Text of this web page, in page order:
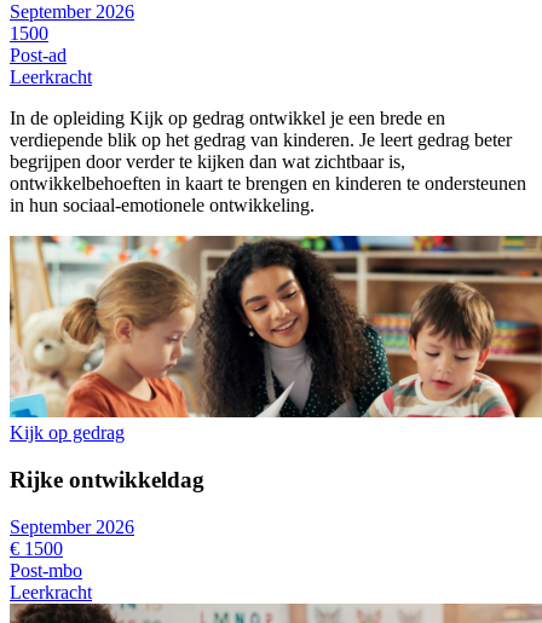
September 2026
1500
Post-ad
Leerkracht
In de opleiding Kijk op gedrag ontwikkel je een brede en
verdiepende blik op het gedrag van kinderen. Je leert gedrag beter
begrijpen door verder te kijken dan wat zichtbaar is,
ontwikkelbehoeften in kaart te brengen en kinderen te ondersteunen
in hun sociaal-emotionele ontwikkeling.
Kijk op gedrag
Rijke ontwikkeldag
September 2026
€ 1500
Post-mbo
Leerkracht